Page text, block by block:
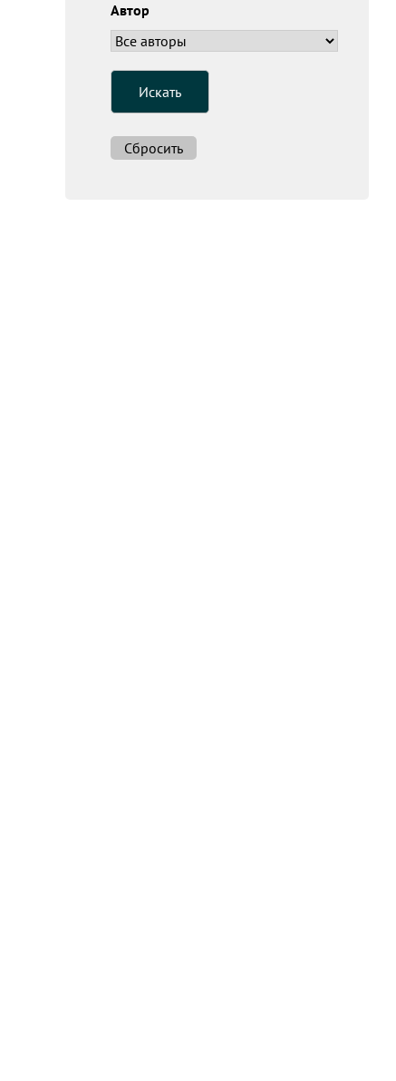
Автор